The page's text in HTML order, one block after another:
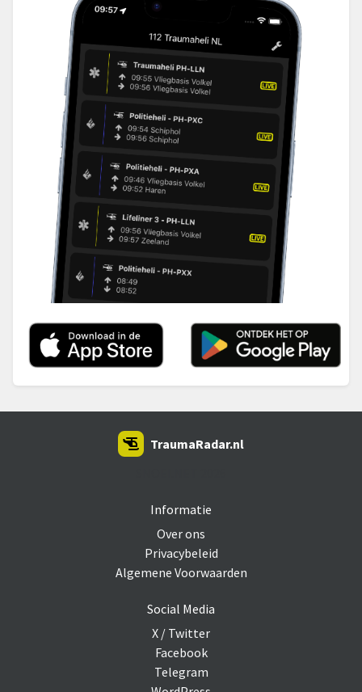
Informatie
Over ons
Privacybeleid
Algemene Voorwaarden
Social Media
X / Twitter
Facebook
Telegram
TraumaRadar.nl